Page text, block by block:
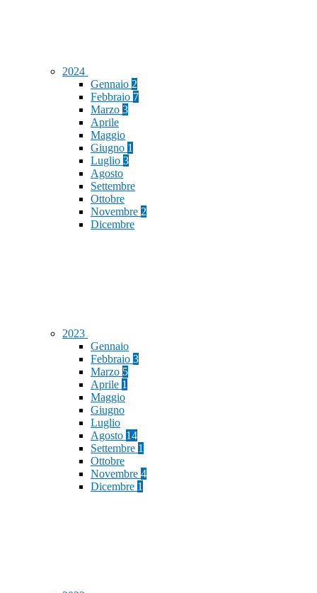
2024
Gennaio 2
Febbraio 7
Marzo 3
Aprile
Maggio
Giugno 1
Luglio 3
Agosto
Settembre
Ottobre
Novembre 2
Dicembre
2023
Gennaio
Febbraio 3
Marzo 5
Aprile 1
Maggio
Giugno
Luglio
Agosto 14
Settembre 1
Ottobre
Novembre 4
Dicembre 1